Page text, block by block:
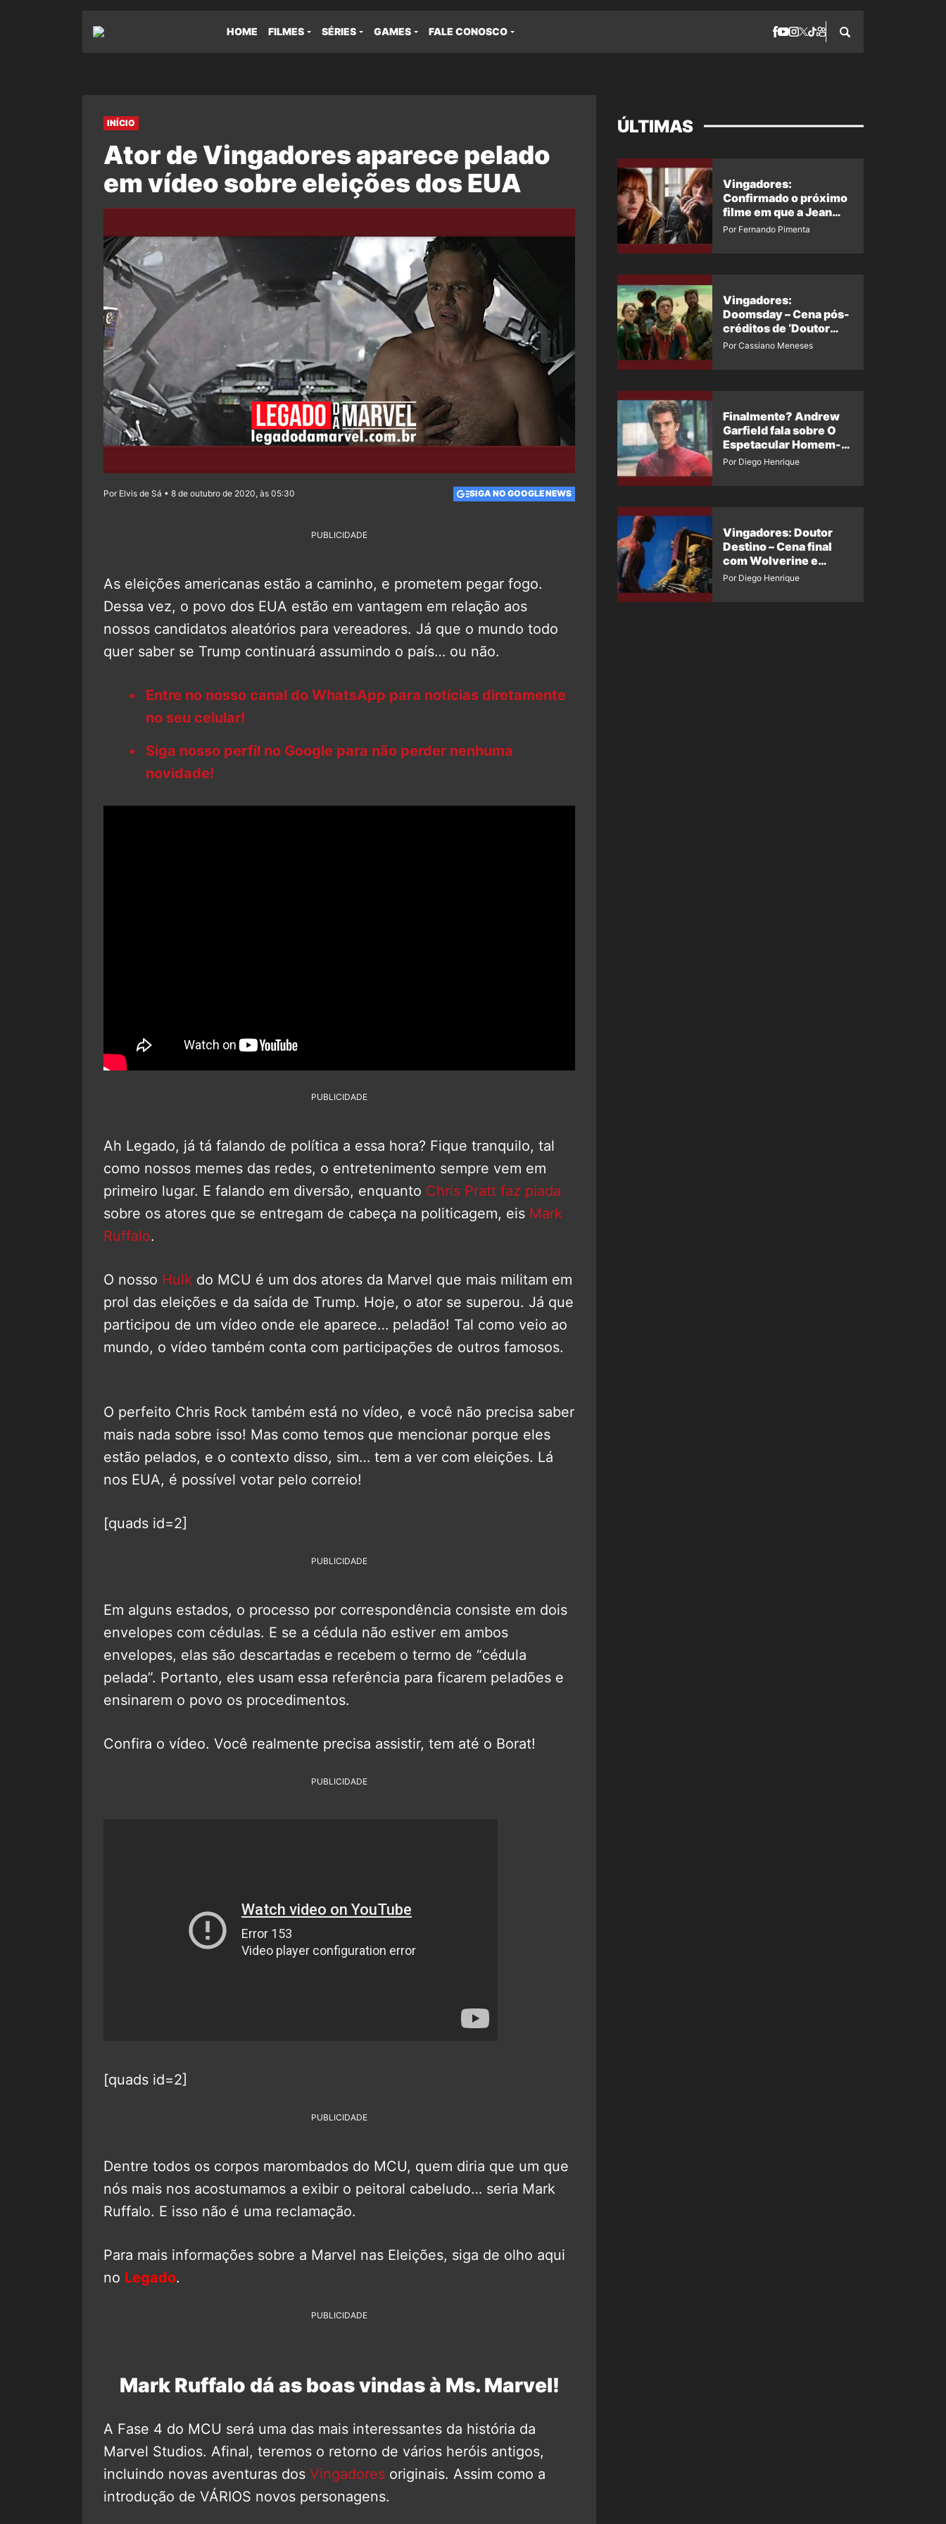
HOME FILMES SÉRIES GAMES FALE CONOSCO
INÍCIO
Ator de Vingadores aparece pelado
em vídeo sobre eleições dos EUA
Por Elvis de Sá • 8 de outubro de 2020, às 05:30 SIGA NO GOOGLE NEWS
PUBLICIDADE
As eleições americanas estão a caminho, e prometem pegar fogo.
Dessa vez, o povo dos EUA estão em vantagem em relação aos
nossos candidatos aleatórios para vereadores. Já que o mundo todo
quer saber se Trump continuará assumindo o país… ou não.
Entre no nosso canal do WhatsApp para notícias diretamente
no seu celular!
Siga nosso perfil no Google para não perder nenhuma
novidade!
PUBLICIDADE
Ah Legado, já tá falando de política a essa hora? Fique tranquilo, tal
como nossos memes das redes, o entretenimento sempre vem em
primeiro lugar. E falando em diversão, enquanto Chris Pratt faz piada
sobre os atores que se entregam de cabeça na politicagem, eis Mark
Ruffalo.
O nosso Hulk do MCU é um dos atores da Marvel que mais militam em
prol das eleições e da saída de Trump. Hoje, o ator se superou. Já que
participou de um vídeo onde ele aparece… peladão! Tal como veio ao
mundo, o vídeo também conta com participações de outros famosos.
O perfeito Chris Rock também está no vídeo, e você não precisa saber
mais nada sobre isso! Mas como temos que mencionar porque eles
estão pelados, e o contexto disso, sim… tem a ver com eleições. Lá
nos EUA, é possível votar pelo correio!
[quads id=2]
PUBLICIDADE
Em alguns estados, o processo por correspondência consiste em dois
envelopes com cédulas. E se a cédula não estiver em ambos
envelopes, elas são descartadas e recebem o termo de “cédula
pelada”. Portanto, eles usam essa referência para ficarem peladões e
ensinarem o povo os procedimentos.
Confira o vídeo. Você realmente precisa assistir, tem até o Borat!
PUBLICIDADE
[quads id=2]
PUBLICIDADE
Dentre todos os corpos marombados do MCU, quem diria que um que
nós mais nos acostumamos a exibir o peitoral cabeludo… seria Mark
Ruffalo. E isso não é uma reclamação.
Para mais informações sobre a Marvel nas Eleições, siga de olho aqui
no Legado.
PUBLICIDADE
Mark Ruffalo dá as boas vindas à Ms. Marvel!
A Fase 4 do MCU será uma das mais interessantes da história da
Marvel Studios. Afinal, teremos o retorno de vários heróis antigos,
incluindo novas aventuras dos Vingadores originais. Assim como a
introdução de VÁRIOS novos personagens.
ÚLTIMAS
Vingadores:
Confirmado o próximo
filme em que a Jean
Grey irá aparecer
Por Fernando Pimenta
Vingadores:
Doomsday – Cena pós-
créditos de ‘Doutor
Destino’ é revelada
Por Cassiano Meneses
Finalmente? Andrew
Garfield fala sobre O
Espetacular Homem-
Aranha 3
Por Diego Henrique
Vingadores: Doutor
Destino – Cena final
com Wolverine e
Homem-Aranha de
Por Diego Henrique